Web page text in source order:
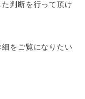
判断を行って頂け
をご覧になりたい